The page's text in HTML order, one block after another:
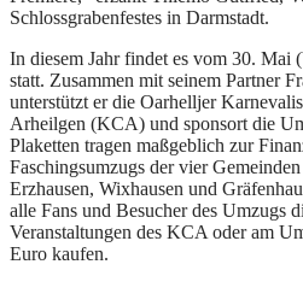
Schlossgrabenfestes in Darmstadt.
In diesem Jahr findet es vom 30. Mai
statt. Zusammen mit seinem Partner
unterstützt er die Oarhelljer
Arheilgen (KCA) und sponsort die
Plaketten tragen maßgeblich zur
Faschingsumzugs der vier
Erzhausen, Wixhausen und
alle Fans und Besucher des Umzugs
Veranstaltungen des KCA oder am
Euro kaufen.